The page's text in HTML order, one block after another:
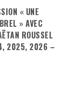
« UNE
» AVEC
ROUSSEL
2025, 2026 –